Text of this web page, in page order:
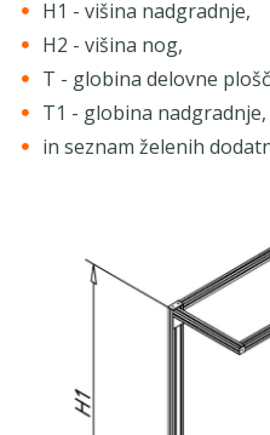
H1 - višina nadgradnje,
H2 - višina nog,
T - globina delovne
T1 - globina nadgradnje,
in seznam želenih